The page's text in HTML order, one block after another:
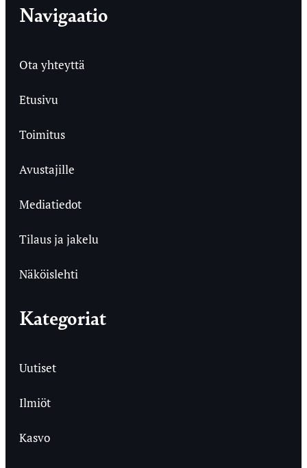
Navigaatio
Ota yhteyttä
Etusivu
Toimitus
Avustajille
Mediatiedot
Tilaus ja jakelu
Näköislehti
Kategoriat
Uutiset
Ilmiöt
Kasvo